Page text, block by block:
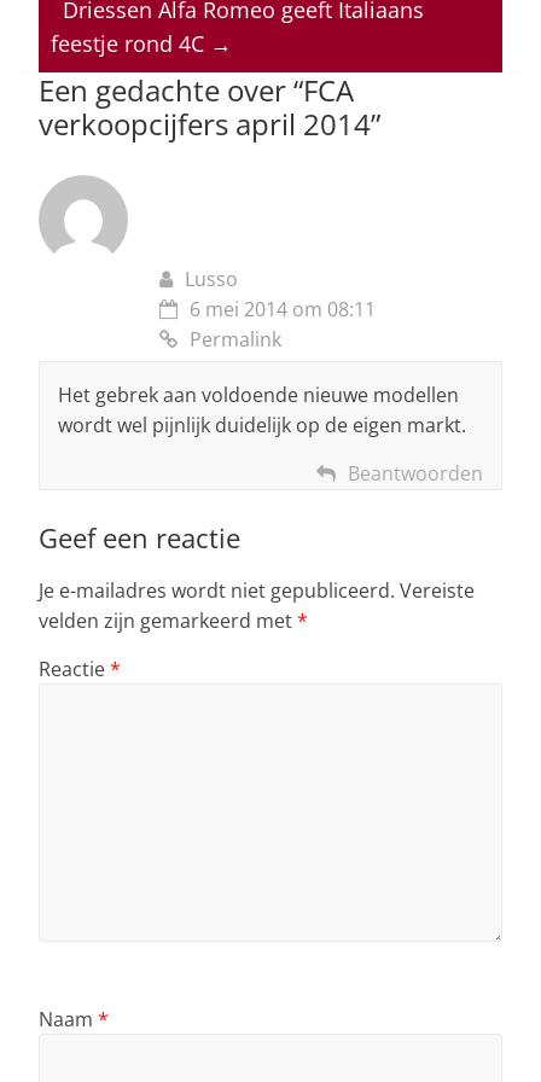
p
p
o
o
k
n s
Driessen Alfa Romeo geeft Italiaans
feestje rond 4C →
Een gedachte over “FCA
verkoopcijfers april 2014”
Lusso
6 mei 2014 om 08:11
Permalink
Het gebrek aan voldoende nieuwe modellen
wordt wel pijnlijk duidelijk op de eigen markt.
Beantwoorden
Geef een reactie
Je e-mailadres wordt niet gepubliceerd. Vereiste
velden zijn gemarkeerd met*
Reactie*
Naam *